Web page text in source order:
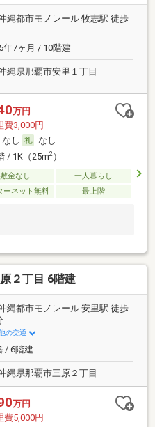
縄都市モノレール 牧志駅 徒歩
年7ヶ月 / 10階建
縄県那覇市安里１丁目
万円
費3,000円
なし
なし
/ 1K（25m2）
敷金なし
一人暮らし
ーネット無料 最上階
２丁目 6階建
縄都市モノレール 安里駅 徒歩
の交通
/ 6階建
縄県那覇市三原２丁目
万円
費5,000円